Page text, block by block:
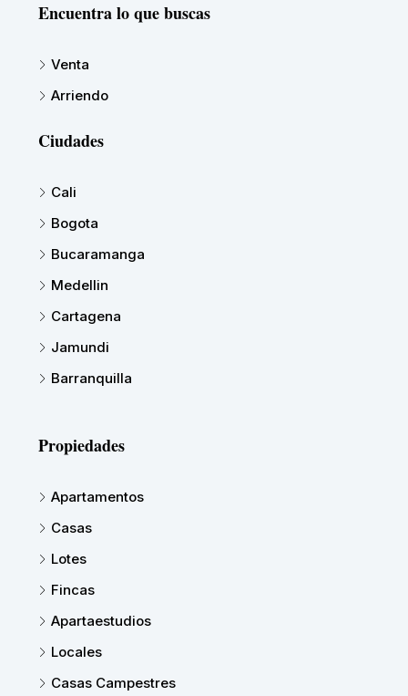
Encuentra lo que buscas
Venta
Arriendo
Ciudades
Cali
Bogota
Bucaramanga
Medellin
Cartagena
Jamundi
Barranquilla
Propiedades
Apartamentos
Casas
Lotes
Fincas
Apartaestudios
Locales
Casas Campestres